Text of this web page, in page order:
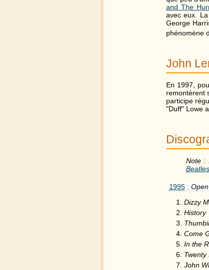
and The
avec eux.
George
phénomène
John
En 1997,
remontèrent
participe
"Duff" Lowe
Note :
Beatles
1995:
Dizzy
History
Come
In the
Twenty
John